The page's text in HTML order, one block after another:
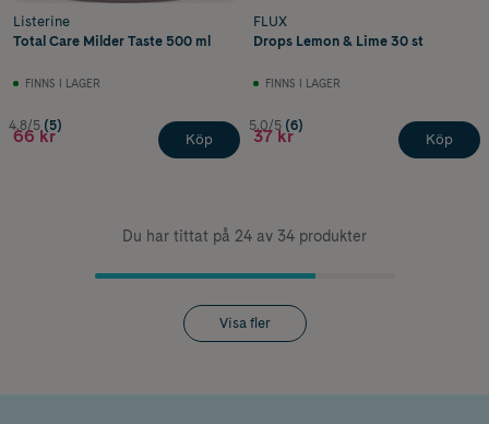
Listerine
Total Care Milder Taste 500 ml
FINNS I LAGER
4.8/5 (5)
66 kr Köp
FLUX
Drops Lemon & Lime 30 st
FINNS I LAGER
5.0/5 (6)
37 kr Köp
Du har tittat på 24 av 34 produkter
Visa fler